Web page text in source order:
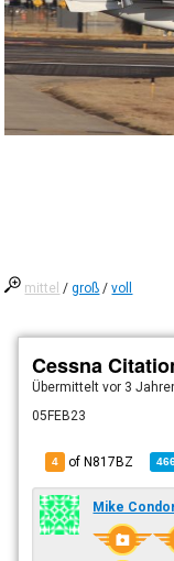
mittel /groß /voll
Cessna
Übermitteltvor 3
05FEB23
4 of N817BZ
Mike